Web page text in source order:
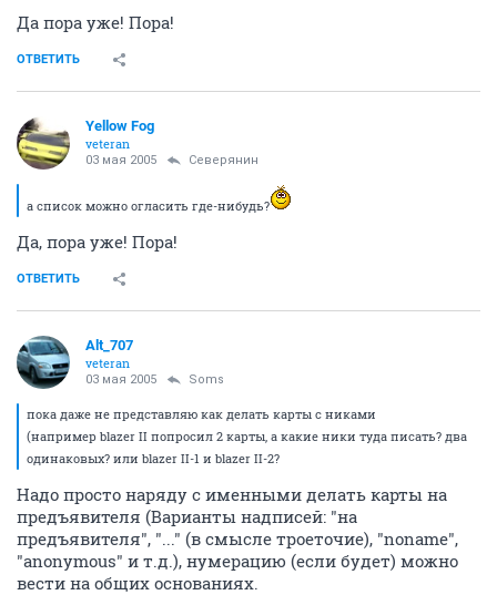
Да пора уже! Пора!
ОТВЕТИТЬ
Yellow Fog
veteran
03 мая 2005 Северянин
а список можно огласить где-нибудь?
Да, пора уже! Пора!
ОТВЕТИТЬ
Alt_707
veteran
03 мая 2005 Soms
пока даже не представляю как делать карты с никами
(например blazer II попросил 2 карты, а какие ники туда писать? два
одинаковых? или blazer II-1 и blazer II-2?
Надо просто наряду с именными делать карты на
предъявителя (Варианты надписей: "на
предъявителя", "..." (в смысле троеточие), "noname",
"anonymous" и т.д.), нумерацию (если будет) можно
вести на общих основаниях.